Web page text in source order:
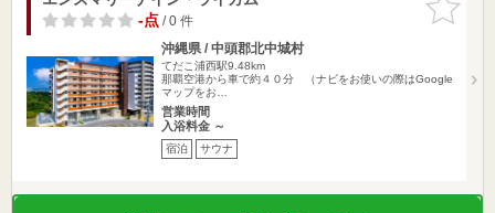
りに追加
-点/ 0 件
沖縄県 / 中頭郡北中城村
てだこ浦西駅9.48km
那覇空港から車で約４０分 （ナビをお使いの際はGoogle
マップをお…
営業時間
入浴料金 ～
宿泊 サウナ